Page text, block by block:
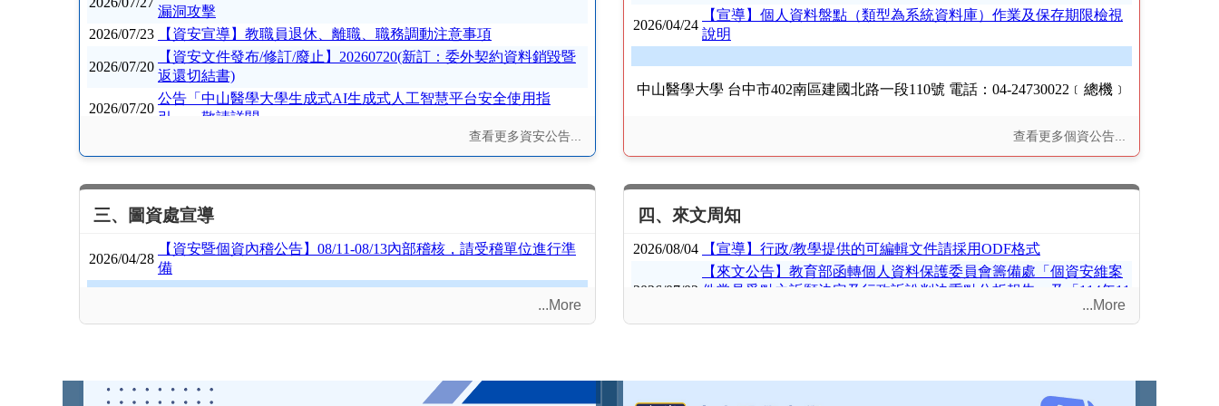
查看更多資安公告... 查看更多個資公告...
三、圖資處宣導
...More
四、來文周知
...More